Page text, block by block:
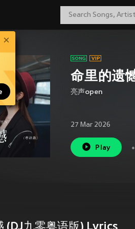
命里的遗
亮声open
27 Mar 2026
Play